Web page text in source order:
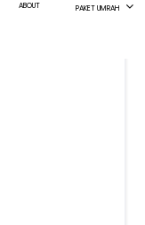
ABOUT PAKET UMRAH